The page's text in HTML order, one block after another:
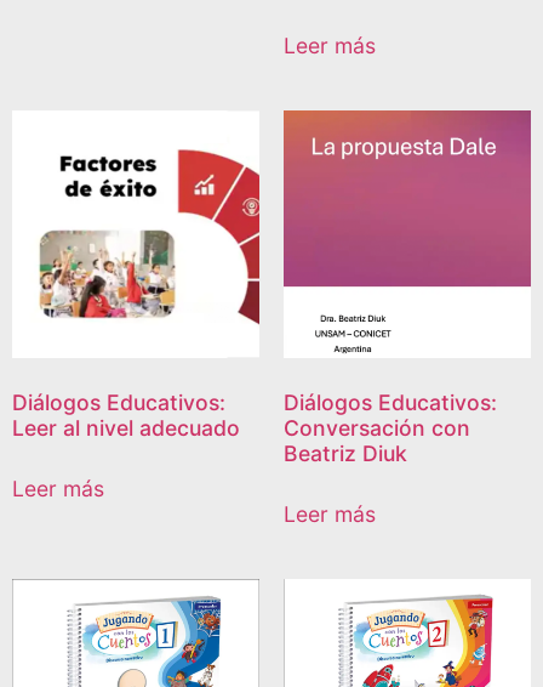
Leer más
Diálogos Educativos:
Leer al nivel adecuado
Leer más
Diálogos Educativos:
Conversación con
Beatriz Diuk
Leer más